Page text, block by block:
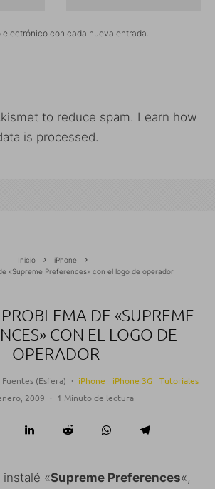
electrónico con cada nueva entrada.
to reduce spam. Learn how
is processed.
Inicio
iPhone
«Supreme Preferences» con el logo de operador
DE «SUPREME
CON EL LOGO DE
OPERADOR
(Esfera) · iPhone iPhone 3G
Tutoriales
2009 · 1 Minuto de lectura
«Supreme Preferences«,